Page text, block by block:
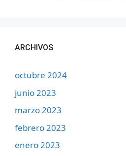
ARCHIVOS
octubre 2024
junio 2023
marzo 2023
febrero 2023
enero 2023